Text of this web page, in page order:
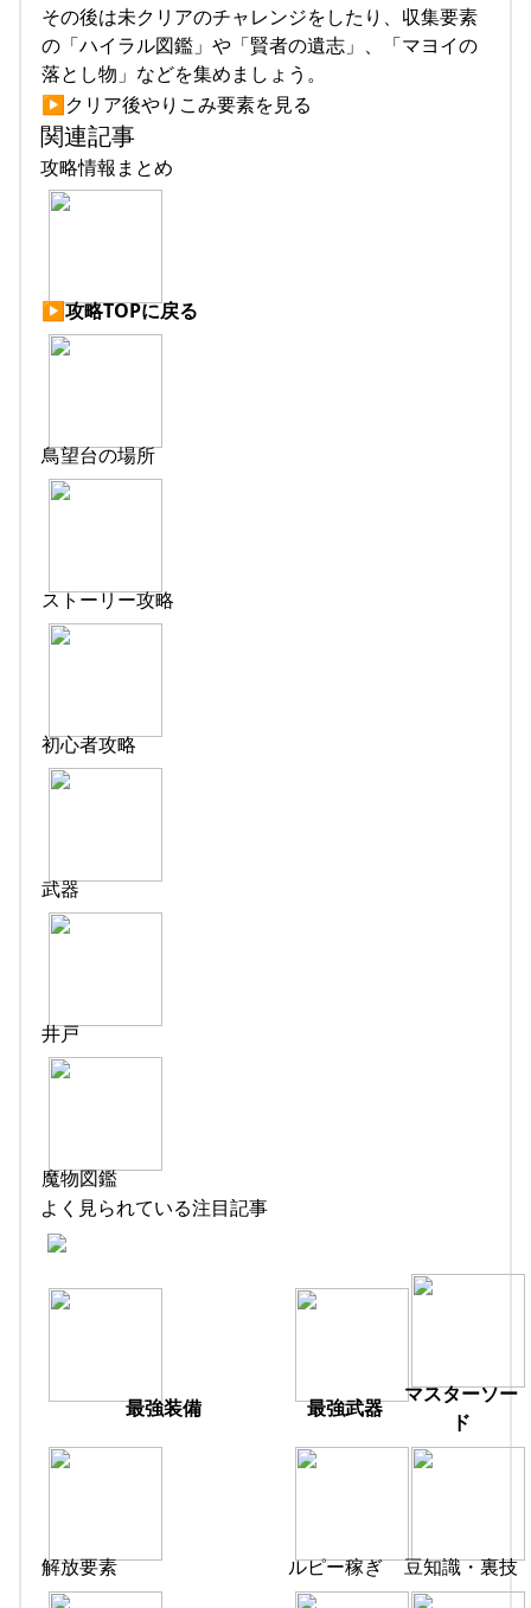
その後は未クリアのチャレンジをしたり、収集要素
の「ハイラル図鑑」や「賢者の遺志」、「マヨイの
落とし物」などを集めましょう。
▶︎クリア後やりこみ要素を見る
関連記事
攻略情報まとめ
▶︎攻略TOPに戻る
鳥望台の場所
ストーリー攻略
初心者攻略
武器
井戸
魔物図鑑
よく見られている注目記事
最強装備 最強武器
マスターソー
ド
解放要素 ルピー稼ぎ 豆知識・裏技